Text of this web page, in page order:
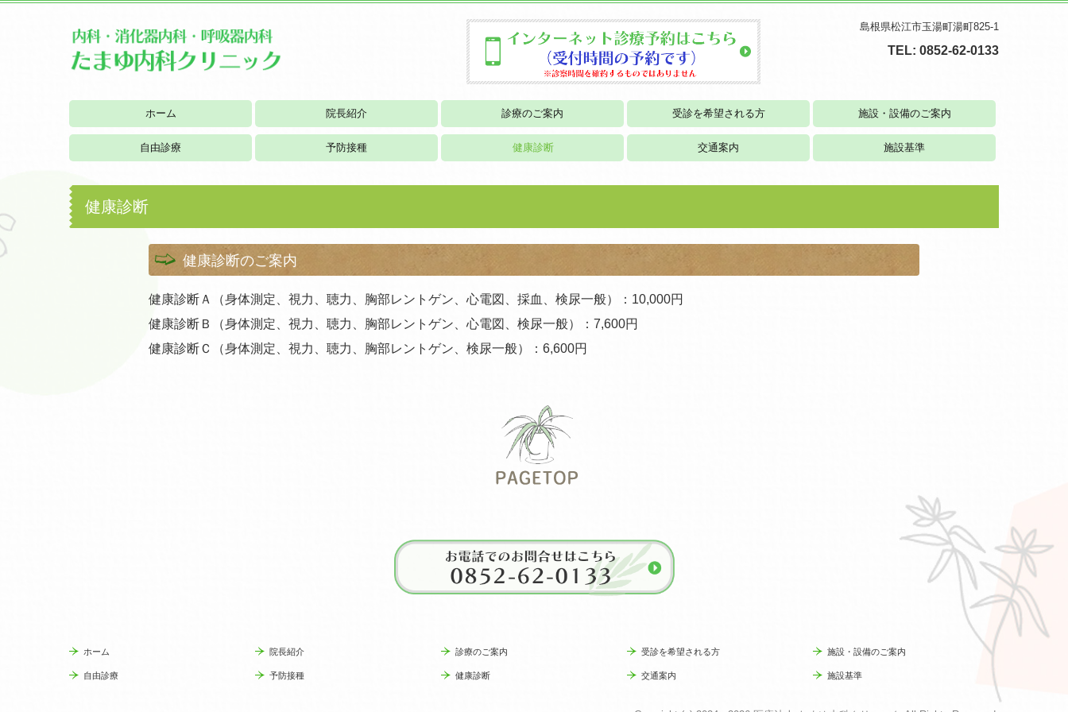
島根県松江市玉湯町湯町825-1
TEL: 0852-62-0133
ホーム 院長紹介 診療のご案内 受診を希望される方 施設・設備のご案内
自由診療 予防接種 健康診断 交通案内 施設基準
健康診断
健康診断のご案内
健康診断Ａ（身体測定、視力、聴力、胸部レントゲン、心電図、採血、検尿一般）：10,000円
健康診断Ｂ（身体測定、視力、聴力、胸部レントゲン、心電図、検尿一般）：7,600円
健康診断Ｃ（身体測定、視力、聴力、胸部レントゲン、検尿一般）：6,600円
ホーム 院長紹介 診療のご案内 受診を希望される方 施設・設備のご案内
自由診療 予防接種 健康診断 交通案内 施設基準